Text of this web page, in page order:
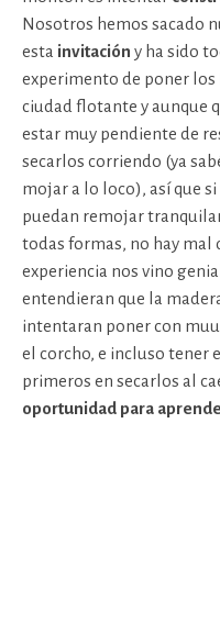
Nosotros hemos sacado
esta invitación y ha sido
experimento de poner los
ciudad flotante y aunque
estar muy pendiente de
secarlos corriendo (ya
mojar a lo loco), así que
puedan remojar
todas formas, no hay mal
experiencia nos vino
entendieran que la
intentaran poner con
el corcho, e incluso tener
primeros en secarlos al
oportunidad para